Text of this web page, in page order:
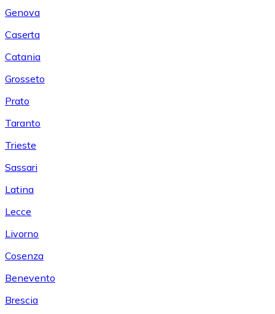
Genova
Caserta
Catania
Grosseto
Prato
Taranto
Trieste
Sassari
Latina
Lecce
Livorno
Cosenza
Benevento
Brescia